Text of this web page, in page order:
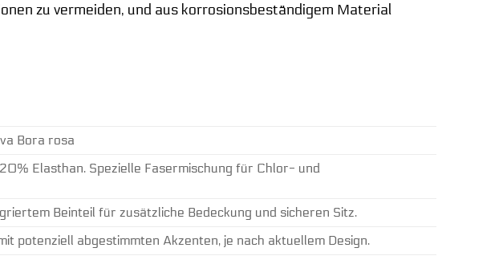
zu vermeiden, und aus korrosionsbeständigem Material
Bora rosa
Elasthan. Spezielle Fasermischung für Chlor- und
Beinteil für zusätzliche Bedeckung und sicheren Sitz.
potenziell abgestimmten Akzenten, je nach aktuellem Design.